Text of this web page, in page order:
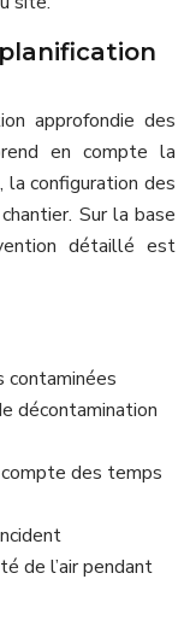
approfondie des
en compte la
la configuration des
Sur la base
détaillé est
contaminées
décontamination
des temps
de l’air pendant